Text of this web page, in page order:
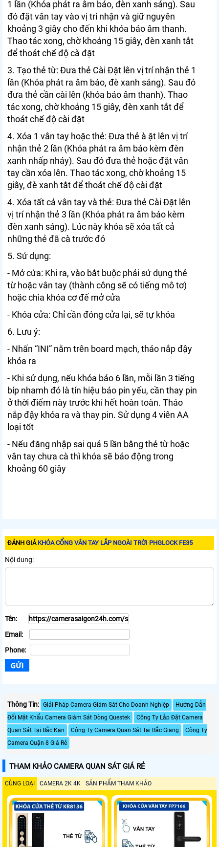
1 lần (Khóa phát ra âm báo, đèn xanh sáng). Sau
đó đặt vân tay vào vị trí nhận và giữ nguyên
khoảng 3 giây cho đến khi khóa báo âm thanh.
Thao tác xong, chờ khoảng 15 giây, đèn xanh tắt
để thoát chế độ cà đặt
3. Tạo thẻ từ: Đưa thẻ Cài Đặt lên vị trí nhận thẻ 1
lần (Khóa phát ra âm báo, đè xanh sáng). Sau đó
đưa thẻ cần cài lên (khóa báo âm thanh). Thao
tác xong, chờ khoảng 15 giây, đèn xanh tắt để
thoát chế độ cài đặt
4. Xóa 1 vân tay hoặc thẻ: Đưa thẻ à ặt lên vị trí
nhận thẻ 2 lần (Khóa phát ra âm báo kèm đèn
xanh nhấp nháy). Sau đó đưa thẻ hoặc đặt vân
tay cần xóa lên. Thao tác xong, chờ khoảng 15
giây, đè xanh tắt để thoát chế độ cài đặt
4. Xóa tất cả vân tay và thẻ: Đưa thẻ Cài Đặt lên
vị trí nhận thẻ 3 lần (Khóa phát ra âm báo kèm
đèn xanh sáng). Lúc này khóa sẽ xóa tất cả
những thẻ đã cà trước đó
5. Sử dụng:
- Mở cửa: Khi ra, vào bắt buộc phải sử dụng thẻ
từ hoặc vân tay (thành công sẽ có tiếng mô tơ)
hoặc chìa khóa cơ để mở cửa
- Khóa cửa: Chỉ cần đóng cửa lại, sẽ tự khóa
6. Lưu ý:
- Nhấn “INI” nằm trên board mạch, tháo nắp đậy
khóa ra
- Khi sử dụng, nếu khóa báo 6 lần, mỗi lần 3 tiếng
bíp nhamh đó là tín hiệu báo pin yếu, cần thay pin
ở thời điểm này trước khi hết hoàn toàn. Tháo
nắp đậy khóa ra và thay pin. Sử dụng 4 viên AA
loại tốt
- Nếu đăng nhập sai quá 5 lần bằng thẻ từ hoặc
vân tay chưa cà thì khóa sẽ báo động trong
khoảng 60 giây
ĐÁNH GIÁ KHÓA CỔNG VÂN TAY LẮP NGOÀI TRỜI PHGLOCK FE35
Nội dung:
Tên:
Email:
Phone:
Thông Tin: Giải Pháp Camera Giám Sát Cho Doanh Nghiệp
Hướng Dẫn
Đổi Mật Khẩu Camera Giám Sát Dòng Questek
Công Ty Lắp Đặt Camera
Quan Sát Tại Bắc Kạn
Công Ty Camera Quan Sát Tại Bắc Giang
Công Ty
Camera Quận 8 Giá Rẻ
THAM KHẢO CAMERA QUAN SÁT GIÁ RẺ
CÙNG LOẠI CAMERA 2K 4K SẢN PHẨM THAM KHẢO